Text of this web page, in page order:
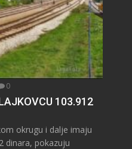
0
103.912
okrugu i dalje imaju
dinara, pokazuju